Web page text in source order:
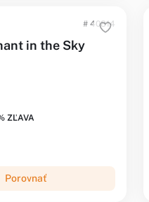
# 40814
in the Sky
ZĽAVA
Porovnať